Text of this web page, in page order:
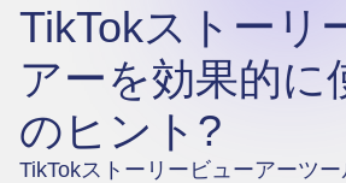
TikTokストーリ
アーを効果的に
のヒント?
TikTokストーリービューアーツ